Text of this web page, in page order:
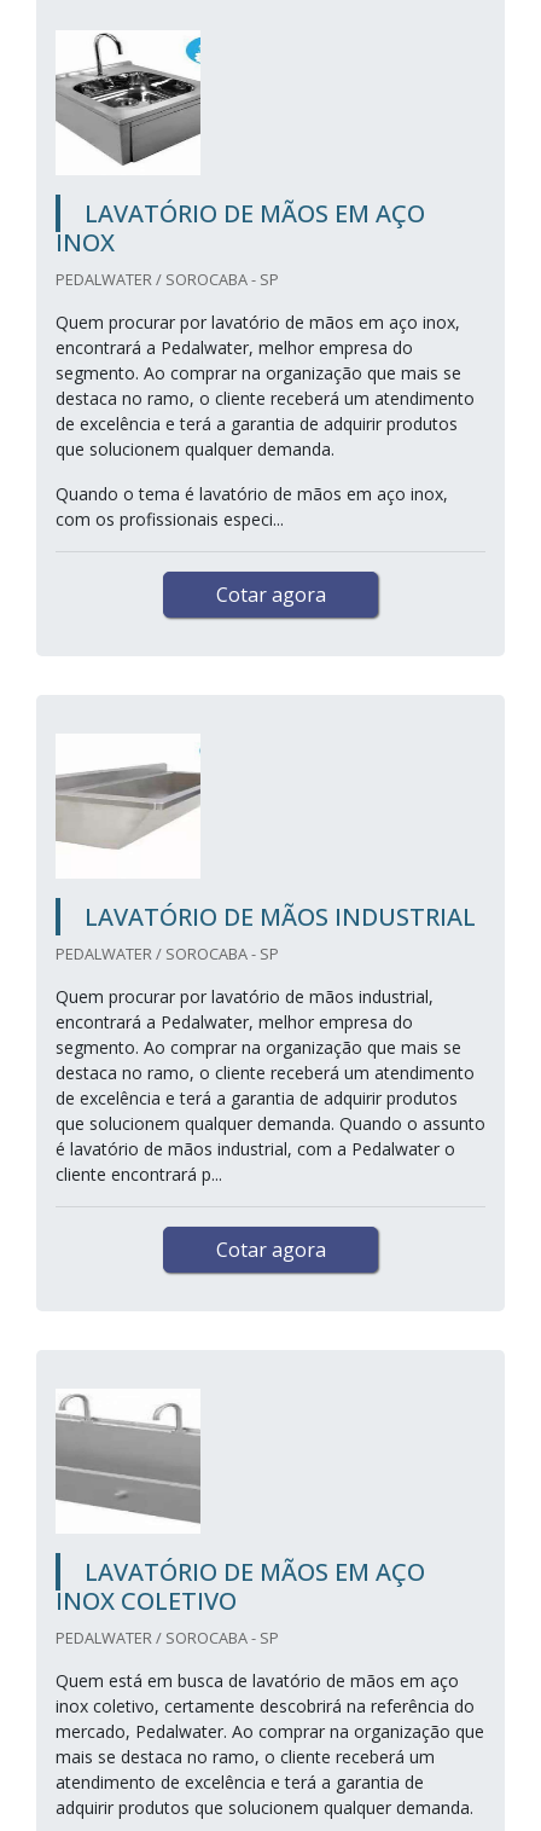
LAVATÓRIO DE MÃOS EM AÇO
INOX
PEDALWATER / SOROCABA - SP
Quem procurar por lavatório de mãos em aço inox,
encontrará a Pedalwater, melhor empresa do
segmento. Ao comprar na organização que mais se
destaca no ramo, o cliente receberá um atendimento
de excelência e terá a garantia de adquirir produtos
que solucionem qualquer demanda.
Quando o tema é lavatório de mãos em aço inox,
com os profissionais especi...
Cotar agora
LAVATÓRIO DE MÃOS INDUSTRIAL
PEDALWATER / SOROCABA - SP
Quem procurar por lavatório de mãos industrial,
encontrará a Pedalwater, melhor empresa do
segmento. Ao comprar na organização que mais se
destaca no ramo, o cliente receberá um atendimento
de excelência e terá a garantia de adquirir produtos
que solucionem qualquer demanda. Quando o assunto
é lavatório de mãos industrial, com a Pedalwater o
cliente encontrará p...
Cotar agora
LAVATÓRIO DE MÃOS EM AÇO
INOX COLETIVO
PEDALWATER / SOROCABA - SP
Quem está em busca de lavatório de mãos em aço
inox coletivo, certamente descobrirá na referência do
mercado, Pedalwater. Ao comprar na organização que
mais se destaca no ramo, o cliente receberá um
atendimento de excelência e terá a garantia de
adquirir produtos que solucionem qualquer demanda.